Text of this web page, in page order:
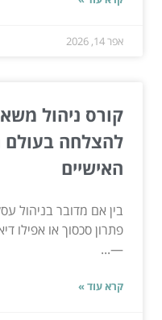
אפר 14, 2026
קורס ניהול
להצלחה בעולם
האישיים
בין אם מדובר בניהול
פתרון סכסוך או אפילו
—...
קרא עוד »